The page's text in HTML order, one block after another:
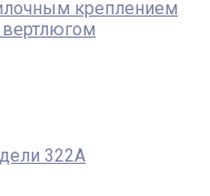
креплением
322А